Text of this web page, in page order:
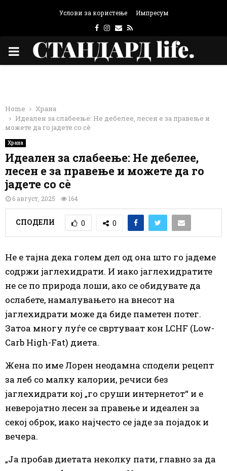
Услови за користење Импресум
Facebook
Instagram
Email
Rss
PRIMARY
Home
Храна
Идеален за слабеење: Не дебелее, лесен е за правење и
можете да го јадете со сè
Храна
Идеален за слабеење: Не дебелее,
лесен е за правење и можете да го
јадете со сè
6 август, 2025 164
СПОДЕЛИ 0 0
Не е тајна дека голем дел од она што го јадеме
содржи јаглехидрати. И иако јаглехидратите
не се по природа лоши, ако се обидувате да
ослабете, намалувањето на внесот на
јаглехидрати може да биде паметен потег.
Затоа многу луѓе се свртуваат кон LCHF (Low-
Carb High-Fat) диета.
Жена по име Лорен неодамна сподели рецепт
за леб со малку калории, речиси без
јаглехидрати кој „го сруши интернетот“ и е
неверојатно лесен за правење и идеален за
секој оброк, иако најчесто се јаде за појадок и
вечера.
„Ја пробав диетата неколку пати, главно за да